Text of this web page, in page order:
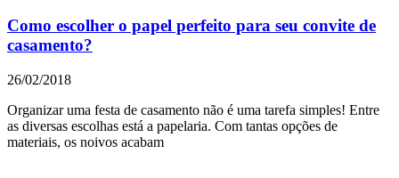
Como escolher o papel perfeito para seu convite de
casamento?
26/02/2018
Organizar uma festa de casamento não é uma tarefa simples! Entre
as diversas escolhas está a papelaria. Com tantas opções de
materiais, os noivos acabam